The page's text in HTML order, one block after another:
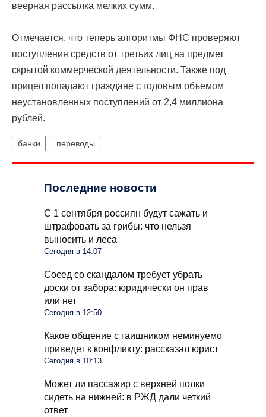
веерная рассылка мелких сумм.
Отмечается, что теперь алгоритмы ФНС проверяют
поступления средств от третьих лиц на предмет
скрытой коммерческой деятельности. Также под
прицел попадают граждане с годовым объемом
неустановленных поступлений от 2,4 миллиона
рублей.
банки переводы
Последние новости
С 1 сентября россиян будут сажать и
штрафовать за грибы: что нельзя
выносить и леса
Сегодня в 14:07
Сосед со скандалом требует убрать
доски от забора: юридически он прав
или нет
Сегодня в 12:50
Какое общение с гаишником неминуемо
приведет к конфликту: рассказал юрист
Сегодня в 10:13
Может ли пассажир с верхней полки
сидеть на нижней: в РЖД дали четкий
ответ